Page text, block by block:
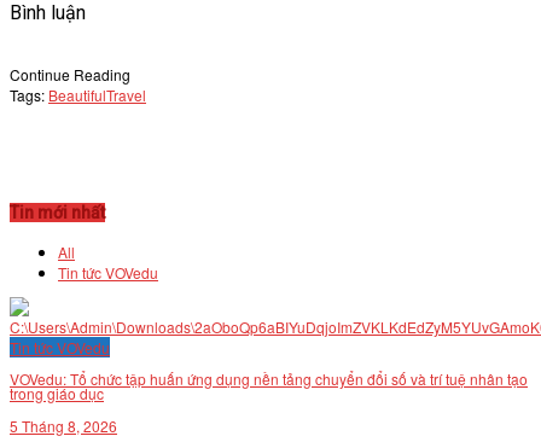
Bình luận
Continue Reading
Tags: BeautifulTravel
Tin mới nhất
All
Tin tức VOVedu
Tin tức VOVedu
VOVedu: Tổ chức tập huấn ứng dụng nền tảng chuyển đổi số và trí tuệ nhân tạo
trong giáo dục
5 Tháng 8, 2026